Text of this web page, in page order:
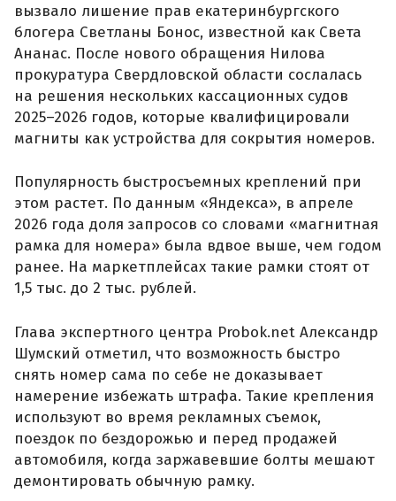
вызвало лишение прав екатеринбургского
блогера Светланы Бонос, известной как Света
Ананас. После нового обращения Нилова
прокуратура Свердловской области сослалась
на решения нескольких кассационных судов
2025–2026 годов, которые квалифицировали
магниты как устройства для сокрытия номеров.
Популярность быстросъемных креплений при
этом растет. По данным «Яндекса», в апреле
2026 года доля запросов со словами «магнитная
рамка для номера» была вдвое выше, чем годом
ранее. На маркетплейсах такие рамки стоят от
1,5 тыс. до 2 тыс. рублей.
Глава экспертного центра Probok.net Александр
Шумский отметил, что возможность быстро
снять номер сама по себе не доказывает
намерение избежать штрафа. Такие крепления
используют во время рекламных съемок,
поездок по бездорожью и перед продажей
автомобиля, когда заржавевшие болты мешают
демонтировать обычную рамку.